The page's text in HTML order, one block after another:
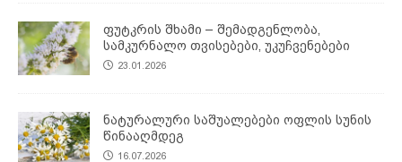
ფუტკრის შხამი – შემადგენლობა,
სამკურნალო თვისებები, უკუჩვენებები
23.01.2026
ნატურალური საშუალებები ოფლის სუნის
წინააღმდეგ
16.07.2026